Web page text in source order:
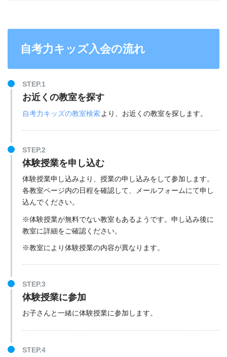
自考力キッズ入会の流れ
STEP.1
お近くの教室を探す
自考力キッズの教室検索 より、お近くの教室を探します。
STEP.2
体験授業を申し込む
体験授業申し込みより、授業の申し込みをして参加します。
各教室ページ内の日程を確認して、メールフォームにて申し
込んでください。
※体験授業が無料でない教室もあるようです。申し込み後に
教室に詳細をご確認ください。
※教室により体験授業の内容が異なります。
STEP.3
体験授業に参加
お子さんと一緒に体験授業に参加します。
STEP.4